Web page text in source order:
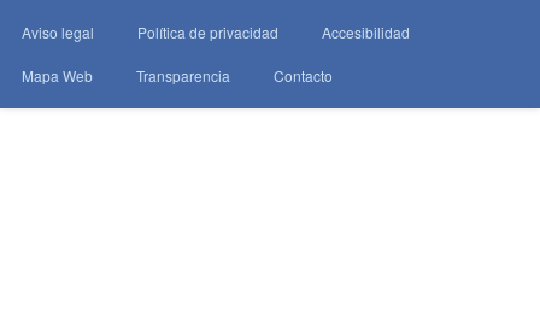
Aviso legal Política de privacidad Accesibilidad
Mapa Web Transparencia Contacto